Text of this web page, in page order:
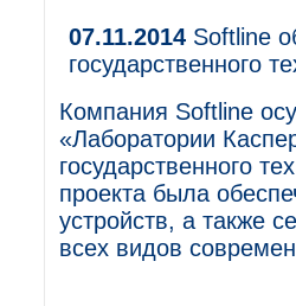
07.11.2014 Softline
государственного
Компания Softline
«Лаборатории
государственного
проекта была
устройств, а также
всех видов